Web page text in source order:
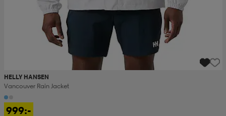
HELLY HANSEN
Vancouver Rain Jacket
999:-